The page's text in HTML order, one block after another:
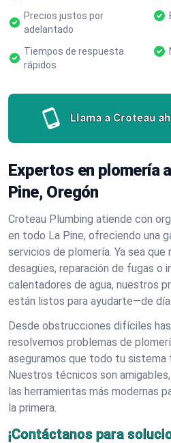
Precios justos por
adelantado
Tiempos de respuesta
rápidos
Llama a Croteau
Expertos en plomería
Pine, Oregón
Croteau Plumbing atiende con
en todo La Pine, ofreciendo una
servicios de plomería. Ya sea
desagües, reparación de fugas o
calentadores de agua, nuestros
están listos para ayudarte—de
Desde obstrucciones difíciles
resolvemos problemas de
aseguramos que todo tu sistema
Nuestros técnicos son
las herramientas más modernas
la primera.
¡Contáctanos para